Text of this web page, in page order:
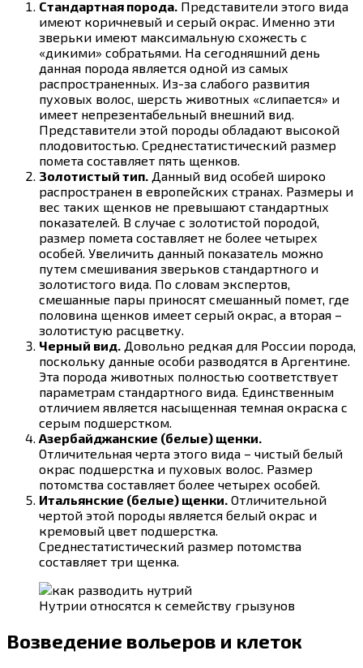
Стандартная порода. Представители этого вида
имеют коричневый и серый окрас. Именно эти
зверьки имеют максимальную схожесть с
«дикими» собратьями. На сегодняшний день
данная порода является одной из самых
распространенных. Из-за слабого развития
пуховых волос, шерсть животных «слипается» и
имеет непрезентабельный внешний вид.
Представители этой породы обладают высокой
плодовитостью. Среднестатистический размер
помета составляет пять щенков.
Золотистый тип. Данный вид особей широко
распространен в европейских странах. Размеры и
вес таких щенков не превышают стандартных
показателей. В случае с золотистой породой,
размер помета составляет не более четырех
особей. Увеличить данный показатель можно
путем смешивания зверьков стандартного и
золотистого вида. По словам экспертов,
смешанные пары приносят смешанный помет, где
половина щенков имеет серый окрас, а вторая –
золотистую расцветку.
Черный вид. Довольно редкая для России порода,
поскольку данные особи разводятся в Аргентине.
Эта порода животных полностью соответствует
параметрам стандартного вида. Единственным
отличием является насыщенная темная окраска с
серым подшерстком.
Азербайджанские (белые) щенки.
Отличительная черта этого вида – чистый белый
окрас подшерстка и пуховых волос. Размер
потомства составляет более четырех особей.
Итальянские (белые) щенки. Отличительной
чертой этой породы является белый окрас и
кремовый цвет подшерстка.
Среднестатистический размер потомства
составляет три щенка.
Нутрии относятся к семейству грызунов
Возведение вольеров и клеток